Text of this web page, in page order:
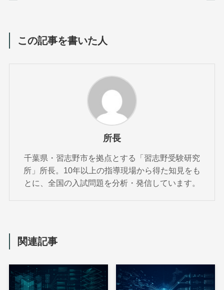
この記事を書いた人
所長
千葉県・習志野市を拠点とする「習志野受験研究
所」所長。10年以上の指導現場から得た知見をも
とに、全国の入試問題を分析・発信しています。
関連記事